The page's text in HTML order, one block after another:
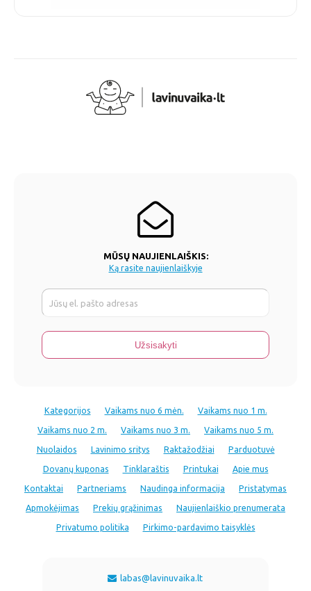
MŪSŲ NAUJIENLAIŠKIS:
Ką rasite naujienlaiškyje
Kategorijos Vaikams nuo 6 mėn.
Vaikams nuo 1 m.
Vaikams nuo 2 m.
Vaikams nuo 3 m.
Vaikams nuo 5 m.
Nuolaidos
Lavinimo sritys Raktažodžiai
Parduotuvė
Dovanų kuponas
Tinklaraštis Printukai
Apie mus
Kontaktai
Partneriams Naudinga informacija
Pristatymas
Apmokėjimas
Prekių grąžinimas
Naujienlaiškio prenumerata
Privatumo politika
Pirkimo-pardavimo taisyklės
labas@lavinuvaika.lt